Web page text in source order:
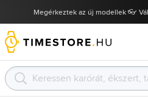
Megérkeztek az új modellek 👓